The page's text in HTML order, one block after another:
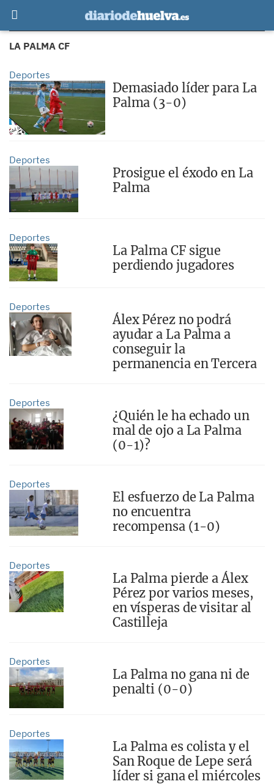
LA PALMA CF
Deportes
Demasiado líder para La
Palma (3-0)
Deportes
Prosigue el éxodo en La
Palma
Deportes
La Palma CF sigue
perdiendo jugadores
Deportes
Álex Pérez no podrá
ayudar a La Palma a
conseguir la
permanencia en Tercera
Deportes
¿Quién le ha echado un
mal de ojo a La Palma
(0-1)?
Deportes
El esfuerzo de La Palma
no encuentra
recompensa (1-0)
Deportes
La Palma pierde a Álex
Pérez por varios meses,
en vísperas de visitar al
Castilleja
Deportes
La Palma no gana ni de
penalti (0-0)
Deportes
La Palma es colista y el
San Roque de Lepe será
líder si gana el miércoles